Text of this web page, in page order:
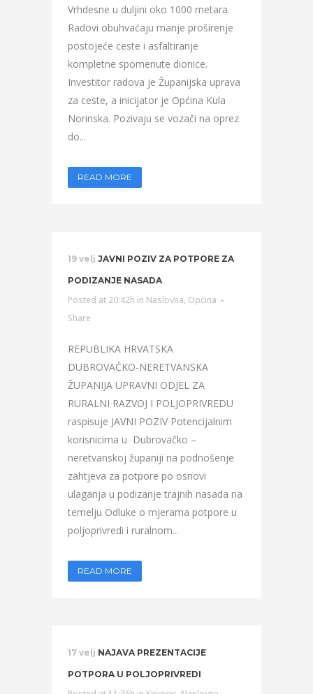
Vrhdesne u duljini oko 1000 metara.
Radovi obuhvaćaju manje proširenje
postojeće ceste i asfaltiranje
kompletne spomenute dionice.
Investitor radova je Županijska uprava
za ceste, a inicijator je Općina Kula
Norinska. Pozivaju se vozači na oprez
do...
READ MORE
19 velj JAVNI POZIV ZA POTPORE ZA
PODIZANJE NASADA
Posted at 20:42h in Naslovna, Općina
Share
REPUBLIKA HRVATSKA
DUBROVAČKO-NERETVANSKA
ŽUPANIJA UPRAVNI ODJEL ZA
RURALNI RAZVOJ I POLJOPRIVREDU
raspisuje JAVNI POZIV Potencijalnim
korisnicima u Dubrovačko –
neretvanskoj županiji na podnošenje
zahtjeva za potpore po osnovi
ulaganja u podizanje trajnih nasada na
temelju Odluke o mjerama potpore u
poljoprivredi i ruralnom...
READ MORE
17 velj NAJAVA PREZENTACIJE
POTPORA U POLJOPRIVREDI